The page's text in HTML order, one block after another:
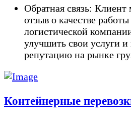
Обратная связь: Клиент
отзыв о качестве
логистической
улучшить свои услуги и
репутацию на рынке
Контейнерные